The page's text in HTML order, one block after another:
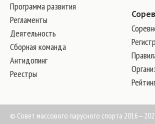
Программа развития
Регламенты
Деятельность
Сборная команда
Антидопинг
Реестры
© Совет массового парусного спорта